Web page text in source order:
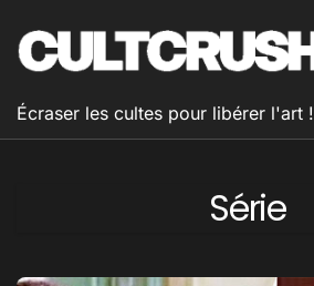
contenu
Écraser les cultes pour libérer l'art !
Série